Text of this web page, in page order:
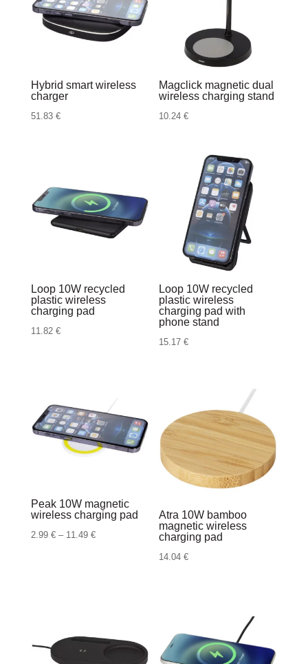
Hybrid smart wireless
charger
51.83 €
Magclick magnetic dual
wireless charging stand
10.24€
Loop 10W recycled
plastic wireless
charging pad
11.82 €
Loop 10W recycled
plastic wireless
charging pad with
phone stand
15.17€
Peak 10W magnetic
wireless charging pad
2.99 € – 11.49 €Raspon
Atra 10W bamboo
magnetic wireless
charging pad
14.04€